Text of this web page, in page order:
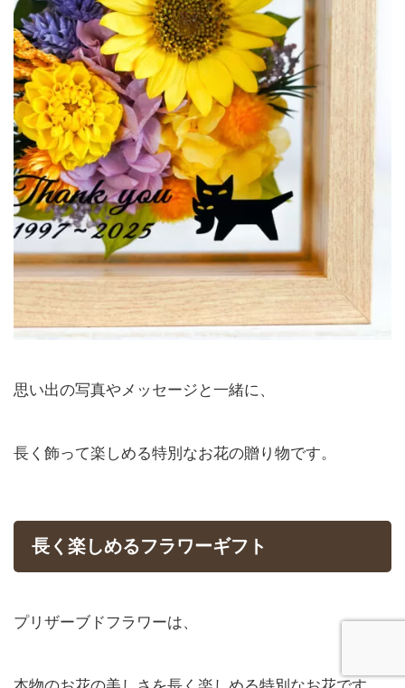
思い出の写真やメッセージと一緒に、
長く飾って楽しめる特別なお花の贈り物です。
長く楽しめるフラワーギフト
プリザーブドフラワーは、